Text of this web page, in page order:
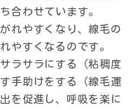
合わせています。
れやすくなり、線毛の
やすくなるのです。
ラサラにする（粘稠度
手助けをする（線毛運
を促進し、呼吸を楽に